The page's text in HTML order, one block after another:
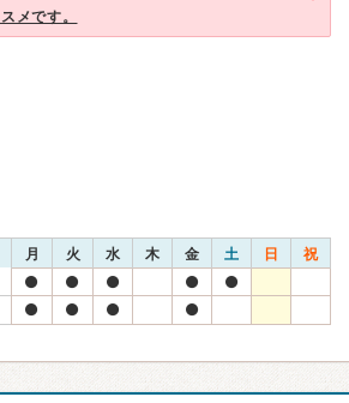
メです。
月 火 水 木 金 土 日 祝